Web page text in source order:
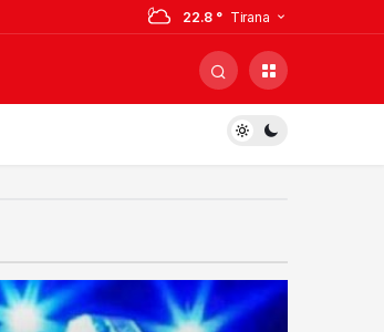
22.8 ° Tirana